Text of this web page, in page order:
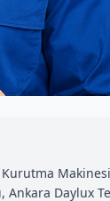
Kurutma
Daylux